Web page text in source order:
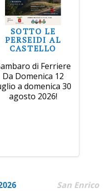
SOTTO LE
PERSEIDI AL
CASTELLO
di Ferriere
Da Domenica 12
a domenica 30
agosto 2026!
San Enrico